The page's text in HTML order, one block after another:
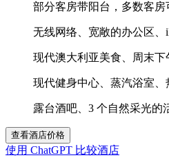
部分客房带阳台，多数客房
无线网络、宽敞的办公区
现代澳大利亚美食、周末下
现代健身中心、蒸汽浴室、
露台酒吧、3 个自然采光的
查看酒店价格
使用 ChatGPT 比较酒店